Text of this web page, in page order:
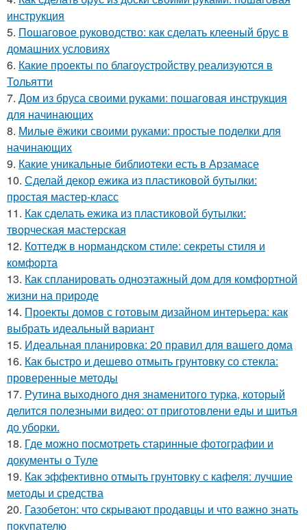
инструкция
5. Пошаговое руководство: как сделать клееный брус в
домашних условиях
6. Какие проекты по благоустройству реализуются в
Тольятти
7. Дом из бруса своими руками: пошаговая инструкция
для начинающих
8. Милые ёжики своими руками: простые поделки для
начинающих
9. Какие уникальные библиотеки есть в Арзамасе
10. Сделай декор ежика из пластиковой бутылки:
простая мастер-класс
11. Как сделать ежика из пластиковой бутылки:
творческая мастерская
12. Коттедж в нормандском стиле: секреты стиля и
комфорта
13. Как спланировать одноэтажный дом для комфортной
жизни на природе
14. Проекты домов с готовым дизайном интерьера: как
выбрать идеальный вариант
15. Идеальная планировка: 20 правил для вашего дома
16. Как быстро и дешево отмыть грунтовку со стекла:
проверенные методы
17. Рутина выходного дня знаменитого турка, который
делится полезными видео: от приготовлени еды и шитья
до уборки.
18. Где можно посмотреть старинные фотографии и
документы о Туле
19. Как эффективно отмыть грунтовку с кафеля: лучшие
методы и средства
20. Газобетон: что скрывают продавцы и что важно знать
покупателю